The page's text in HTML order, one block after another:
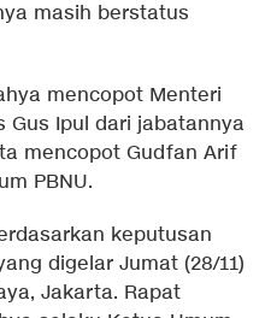
masih berstatus
mencopot Menteri
Gus Ipul dari jabatannya
mencopot Gudfan Arif
PBNU.
keputusan
digelar Jumat (28/11)
Jakarta. Rapat